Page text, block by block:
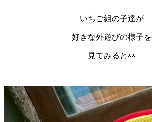
いちご組の子達が
好きな外遊びの様子を
見てみると👀